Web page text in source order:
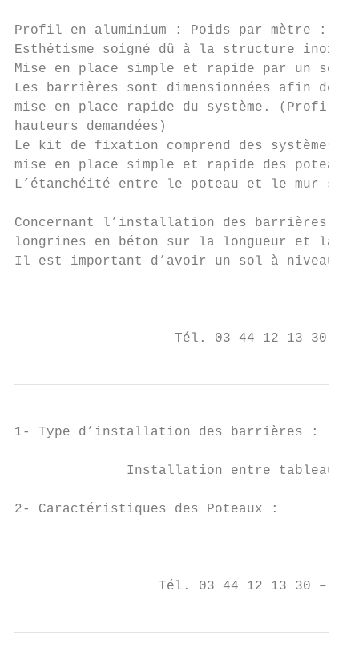
Profil en aluminium : Poids par mètre :
Esthétisme soigné dû à la structure inox.
Mise en place simple et rapide par un
Les barrières sont dimensionnées afin de
mise en place rapide du système. (Profil
hauteurs demandées)
Le kit de fixation comprend des
mise en place simple et rapide des
L’étanchéité entre le poteau et le mur
Concernant l’installation des barrières
longrines en béton sur la longueur et la
Il est important d’avoir un sol à niveau
Tél. 03 44 12 13 30 –
1- Type d’installation des barrières :
Installation entre tableau
2- Caractéristiques des Poteaux :
Tél. 03 44 12 13 30 –